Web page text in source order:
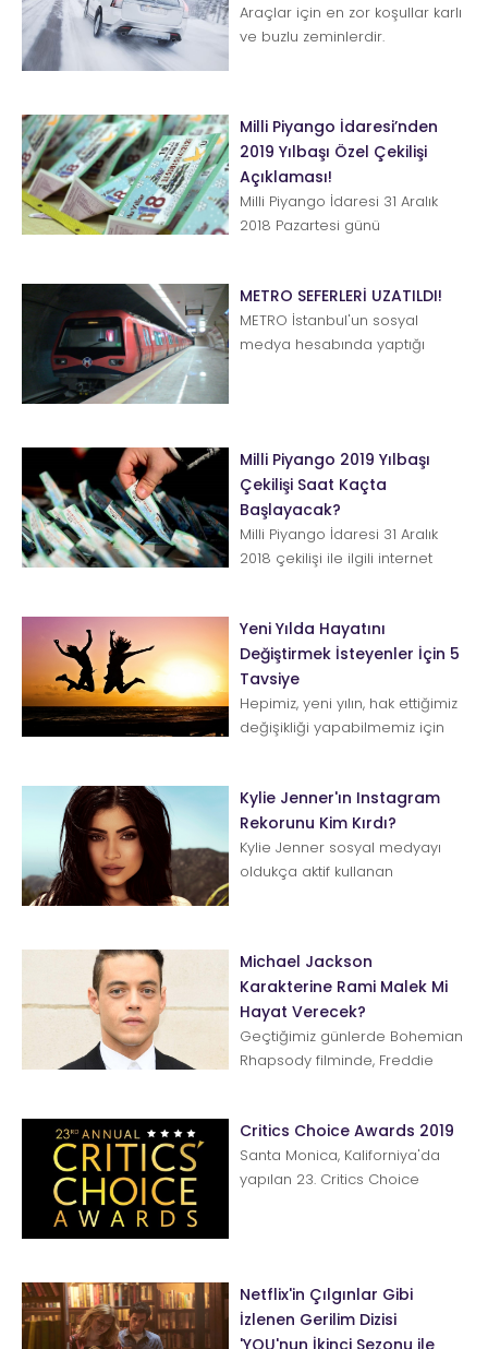
Araçlar için en zor koşullar karlı
ve buzlu zeminlerdir.
Milli Piyango İdaresi’nden
2019 Yılbaşı Özel Çekilişi
Açıklaması!
Milli Piyango İdaresi 31 Aralık
2018 Pazartesi günü
METRO SEFERLERİ UZATILDI!
METRO İstanbul'un sosyal
medya hesabında yaptığı
Milli Piyango 2019 Yılbaşı
Çekilişi Saat Kaçta
Başlayacak?
Milli Piyango İdaresi 31 Aralık
2018 çekilişi ile ilgili internet
Yeni Yılda Hayatını
Değiştirmek İsteyenler İçin 5
Tavsiye
Hepimiz, yeni yılın, hak ettiğimiz
değişikliği yapabilmemiz için
Kylie Jenner'ın Instagram
Rekorunu Kim Kırdı?
Kylie Jenner sosyal medyayı
oldukça aktif kullanan
Michael Jackson
Karakterine Rami Malek Mi
Hayat Verecek?
Geçtiğimiz günlerde Bohemian
Rhapsody filminde, Freddie
Critics Choice Awards 2019
Santa Monica, Kaliforniya'da
yapılan 23. Critics Choice
Netflix'in Çılgınlar Gibi
İzlenen Gerilim Dizisi
'YOU'nun İkinci Sezonu ile